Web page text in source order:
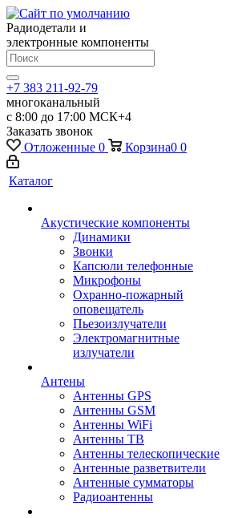
Радиодетали и
электронные компоненты
+7 383 211-92-79
многоканальный
с 8:00 до 17:00 МСК+4
Заказать звонок
Отложенные 0 Корзина0 0
Каталог
Акустические компоненты
Динамики
Звонки
Капсюли телефонные
Микрофоны
Охранно-пожарный
оповещатель
Пьезоизлучатели
Электромагнитные
излучатели
Антены
Антенны GPS
Антенны GSM
Антенны WiFi
Антенны ТВ
Антенны телескопические
Антенные разветвители
Антенные сумматоры
Радиоантенны